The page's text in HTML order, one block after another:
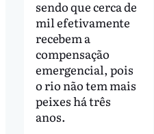
sendo que cerca de
mil efetivamente
recebem a
compensação
emergencial, pois
o rio não tem mais
peixes há três
anos.